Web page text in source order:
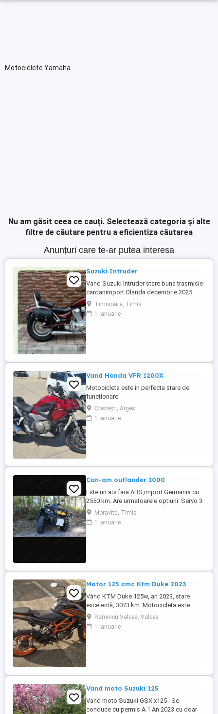
Motociclete Yamaha
Nu am găsit ceea ce cauți. Selectează categoria și alte
filtre de căutare pentru a eficientiza căutarea
Anunțuri care te-ar putea interesa
Suzuki Intruder
Vand Suzuki Intruder stare buna trasmisie
cardanimport Olanda decembrie 2025
inmatriculat RO IN FEBRUARIE Nu raspund
la mesaje.Schimb cu ATV plus sau minus
diferenta
Timisoara, Timis
1 ianuarie
Vand Honda VFR 1200X
Motocicleta este in perfecta stare de
funcționare
Costesti, Arges
1 ianuarie
Can-am outlander 1000
Este un atv fara ABS,import Germania cu
2550 km. Are urmatoarele optiuni: Servo 3
nivele Suspensie FOX cu rebound Bullbar
fata Bullbar spate Handguardurile Can am
Jante beadlock
Moravita, Timis
1 ianuarie
Motor 125 cmc Ktm Duke 2023
Vând KTM Duke 125w, an 2023, stare
excelentă, 3073 km. Motocicleta este
ideală pentru începători sau pentru oraș.
Fără daune, lovituri!
Ramnicu Valcea, Valcea
1 ianuarie
Vand moto Suzuki 125
Vand moto Suzuki GSX x125 . Se
conduce cu permis A 1 An 2023 cu doar